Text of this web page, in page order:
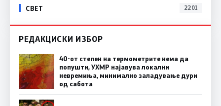
СВЕТ 2201
РЕДАКЦИСКИ ИЗБОР
40-от степен на термометрите нема да
попушти, УХМР најавува локални
невремиња, минимално заладување дури
од сабота